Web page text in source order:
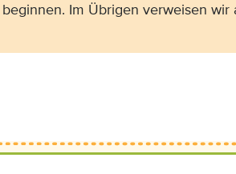
Im Übrigen verweisen